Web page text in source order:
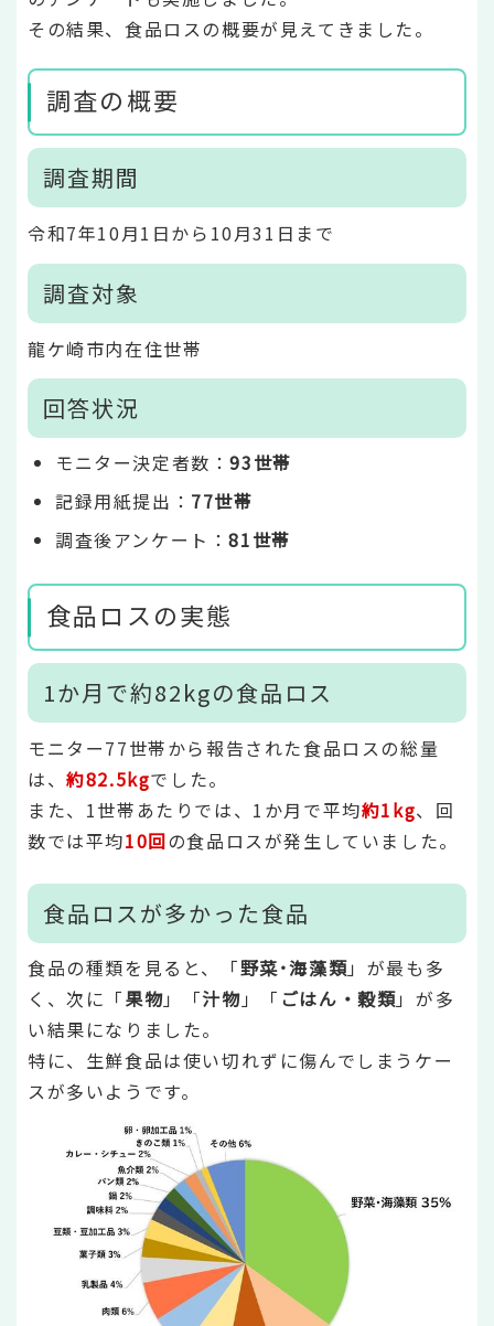
その結果、食品ロスの概要が見えてきました。
調査の概要
調査期間
令和7年10月1日から10月31日まで
調査対象
龍ケ崎市内在住世帯
回答状況
モニター決定者数：93世帯
記録用紙提出： 77世帯
調査後アンケート：81世帯
食品ロスの実態
1か月で約82kgの食品ロス
モニター77世帯から報告された食品ロスの総量
は、約82.5kgでした。
また、1世帯あたりでは、1か月で平均約1kg、回
数では平均10回の食品ロスが発生していました。
食品ロスが多かった食品
食品の種類を見ると、「野菜･海藻類」が最も多
く、次に「果物」「汁物 」「 ごはん・穀類」が多
い結果になりました。
特に、生鮮食品は使い切れずに傷んでしまうケー
スが多いようです。